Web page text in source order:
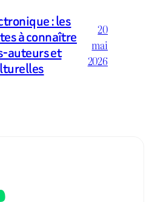
: les
à connaître
auteurs et
20
mai
2026